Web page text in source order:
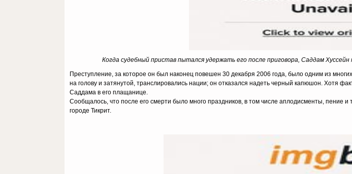
Когда судебный пристав пытался удержать его после приговора, Саддам
Преступление, за которое он был наконец повешен 30 декабря 2006 года, было одним из
на голову и затянутой, транслировались нации; он отказался надеть черный капюшон. Хотя
Саддама в его плащанице.
Сообщалось, что после его смерти было много праздников, в том числе аплодисменты, пение и
городе Тикрит.